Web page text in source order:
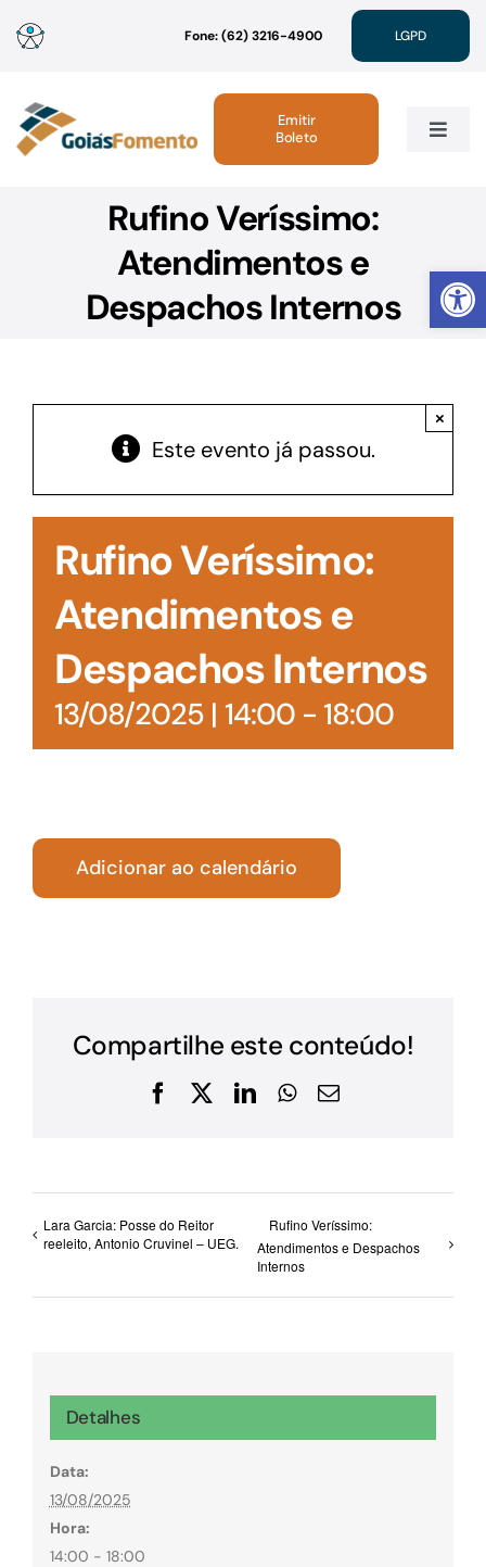
Abrir
para
conteúdo
Fone: (62) 3216-4900 LGPD
Toggle
Institucional
Linhas de Crédito
Acesso à Informação
Emitir
Boleto
Rufino Veríssimo:
Atendimentos e
Despachos Internos
Este evento já passou.
×
Rufino Veríssimo:
Atendimentos e
Despachos Internos
13/08/2025 | 14:00- 18:00
Adicionar ao calendário
Compartilhe este conteúdo!
Facebook
X LinkedInWhatsApp
E-
Lara Garcia: Posse do Reitor
reeleito, Antonio Cruvinel – UEG.
Rufino Veríssimo:
Atendimentos e Despachos
Internos
Detalhes
Data:
13/08/2025
Hora:
14:00 - 18:00